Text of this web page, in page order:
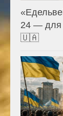
24 — для
🇺🇦